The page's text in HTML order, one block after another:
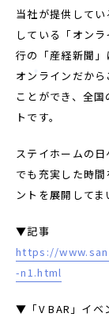
CONTACT
当社が提供して
している「オン
行の「産経新聞」
オンラインだか
ことができ、全
トです。
ステイホームの
でも充実した時
ントを展開してま
▼記事
https://
-n1.html
▼「V BAR」イベ